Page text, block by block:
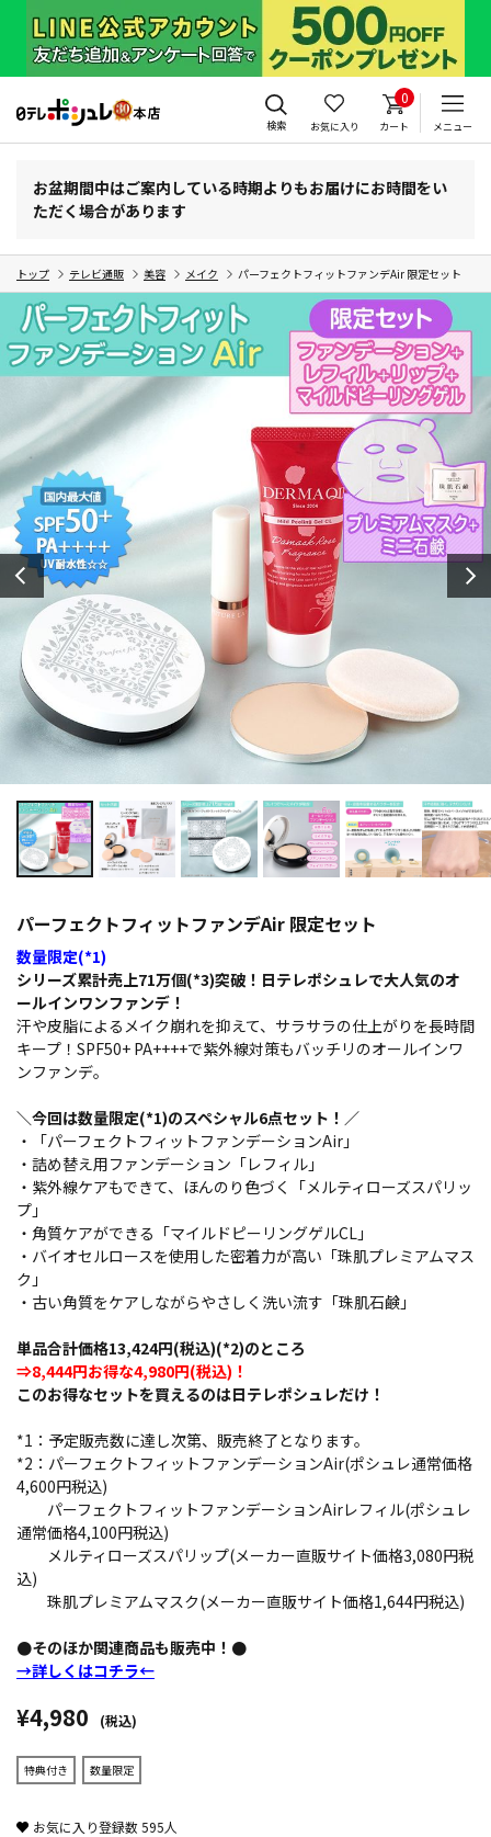
検索 お気に入り
0
カート メニュー
お盆期間中はご案内している時期よりもお届けにお時間をい
ただく場合があります
トップ テレビ通販 美容 メイク パーフェクトフィットファンデAir 限定セット
パーフェクトフィットファンデAir 限定セット
数量限定(*1)
シリーズ累計売上71万個(*3)突破！日テレポシュレで大人気のオ
ールインワンファンデ！
汗や皮脂によるメイク崩れを抑えて、サラサラの仕上がりを長時間
キープ！SPF50+ PA++++で紫外線対策もバッチリのオールインワ
ンファンデ。
＼今回は数量限定(*1)のスペシャル6点セット！／
・「パーフェクトフィットファンデーションAir」
・詰め替え用ファンデーション「レフィル」
・紫外線ケアもできて、ほんのり色づく「メルティローズスパリッ
プ」
・角質ケアができる「マイルドピーリングゲルCL」
・バイオセルロースを使用した密着力が高い「珠肌プレミアムマス
ク」
・古い角質をケアしながらやさしく洗い流す「珠肌石鹸」
単品合計価格13,424円(税込)(*2)のところ
⇒8,444円お得な4,980円(税込)！
このお得なセットを買えるのは日テレポシュレだけ！
*1：予定販売数に達し次第、販売終了となります。
*2：パーフェクトフィットファンデーションAir(ポシュレ通常価格
4,600円税込)
パーフェクトフィットファンデーションAirレフィル(ポシュレ
通常価格4,100円税込)
メルティローズスパリップ(メーカー直販サイト価格3,080円税
込)
珠肌プレミアムマスク(メーカー直販サイト価格1,644円税込)
●そのほか関連商品も販売中！●
→詳しくはコチラ←
¥4,980 (税込)
特典付き 数量限定
お気に入り登録数595人